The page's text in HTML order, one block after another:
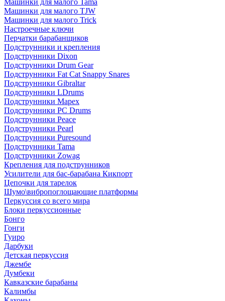
Машинки для малого Tama
Машинки для малого TJW
Машинки для малого Trick
Настроечные ключи
Перчатки барабанщиков
Подструнники и крепления
Подструнники Dixon
Подструнники Drum Gear
Подструнники Fat Cat Snappy Snares
Подструнники Gibraltar
Подструнники LDrums
Подструнники Mapex
Подструнники PC Drums
Подструнники Peace
Подструнники Pearl
Подструнники Puresound
Подструнники Tama
Подструнники Zowag
Крепления для подструнников
Усилители для бас-барабана Кикпорт
Цепочки для тарелок
Шумо\вибропоглощающие платформы
Перкуссия со всего мира
Блоки перкуссионные
Бонго
Гонги
Гуиро
Дарбуки
Детская перкуссия
Джембе
Думбеки
Кавказские барабаны
Калимбы